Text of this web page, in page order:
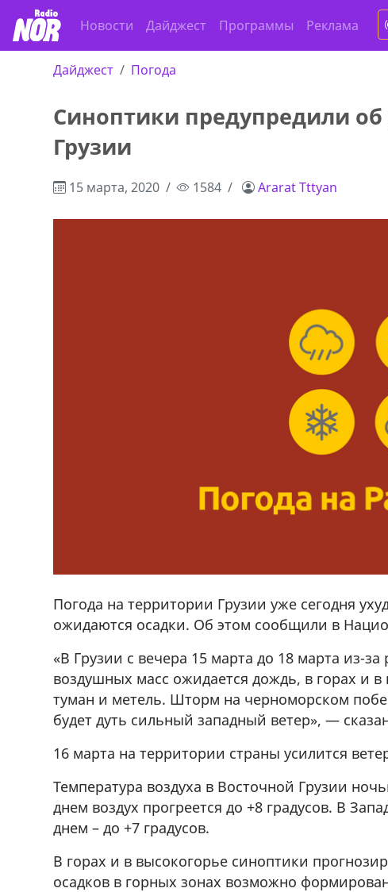
Новости Дайджест Программы Реклама
Дайджест Погода
Синоптики предупредили
Грузии
15 марта, 2020 1584 Ararat Tttyan
Погода на территории Грузии уже сегодня
ожидаются осадки. Об этом сообщили в
«В Грузии с вечера 15 марта до 18 марта из-
воздушных масс ожидается дождь, в горах и
туман и метель. Шторм на черноморском
будет дуть сильный западный ветер», —
16 марта на территории страны усилится
Температура воздуха в Восточной Грузии
днем воздух прогреется до +8 градусов. В
днем – до +7 градусов.
В горах и в высокогорье синоптики
осадков в горных зонах возможно
Hask
Продается машина марки Prado,571 30
57Whatsap/Viber